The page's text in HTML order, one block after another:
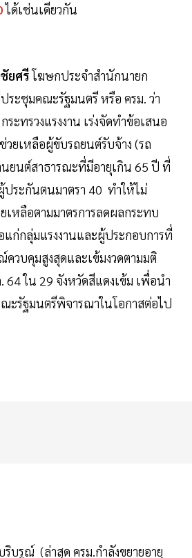
ได้เช่นเดียวกัน
ยศรีโฆษกประจำสำนักนายก
ระชุมคณะรัฐมนตรี หรือ ครม. ว่า
ะทรวงแรงงาน เร่งจัดทำข้อเสนอ
วยเหลือผู้ขับรถยนต์รับจ้าง (รถ
ยนต์สาธารณะที่มีอายุเกิน 65 ปี ที่
ประกันตนมาตรา 40 ทำให้ไม่
เหลือตามมาตรการลดผลกระทบ
แก่กลุ่มแรงงานและผู้ประกอบการที่
วบคุมสูงสุดและเข้มงวดตามมติ
64 ใน 29 จังหวัดสีแดงเข้ม เพื่อนำ
ะรัฐมนตรีพิจารณาในโอกาสต่อไป
บรูณ์ (ล่าสุด ครม.กำลังขยายอายุ